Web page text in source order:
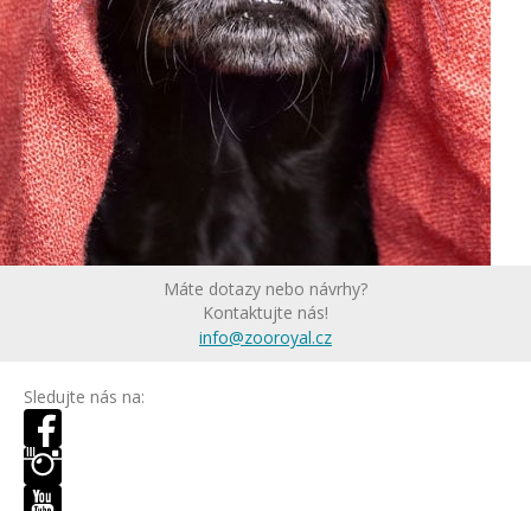
Máte dotazy nebo návrhy?
Kontaktujte nás!
info@zooroyal.cz
Sledujte nás na: